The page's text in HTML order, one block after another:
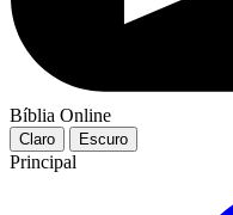
Bíblia Online
Claro Escuro
Principal